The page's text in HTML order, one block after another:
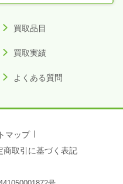
買取品目
買取実績
よくある質問
マップ
商取引に基づく表記